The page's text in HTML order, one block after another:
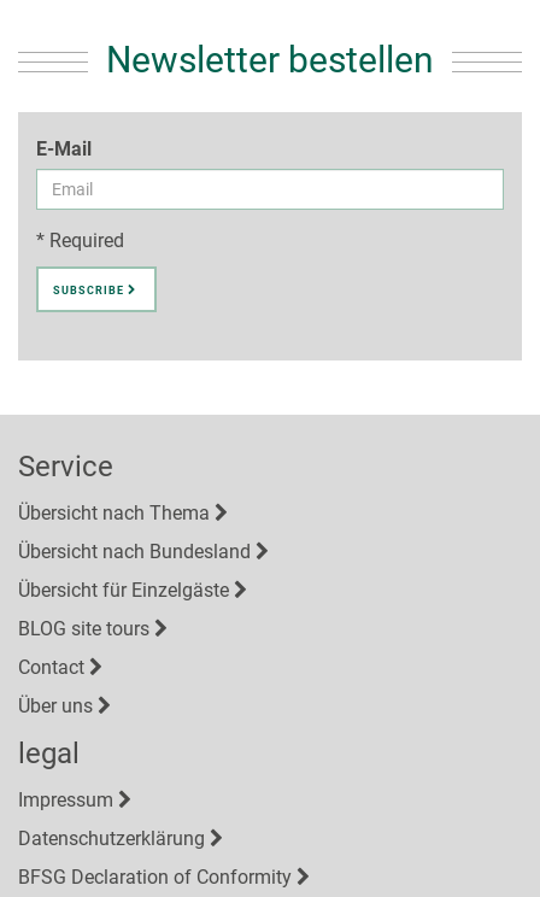
Newsletter bestellen
E-Mail
* Required
SUBSCRIBE
Service
Übersicht nach Thema
Übersicht nach Bundesland
Übersicht für Einzelgäste
BLOG site tours
Contact
Über uns
legal
Impressum
Datenschutzerklärung
BFSG Declaration of Conformity